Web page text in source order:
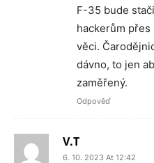
F-35 bude
hackerům
věci.
dávno, to jen
zaměřený.
Odpověď
V.T
6. 10. 2023 At 12:42